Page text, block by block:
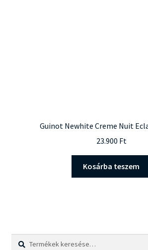
Guinot Newhite Creme Nuit
23.900 Ft
Kosárba teszem
Keresés
Keresés